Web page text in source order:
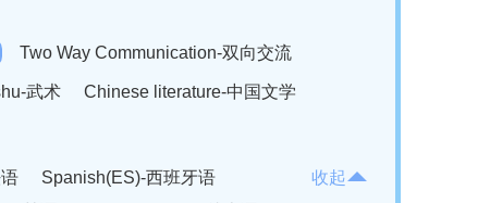
Two Way Communication-双向交流
武术 Chinese literature-中国文学
Spanish(ES)-西班牙语
收起